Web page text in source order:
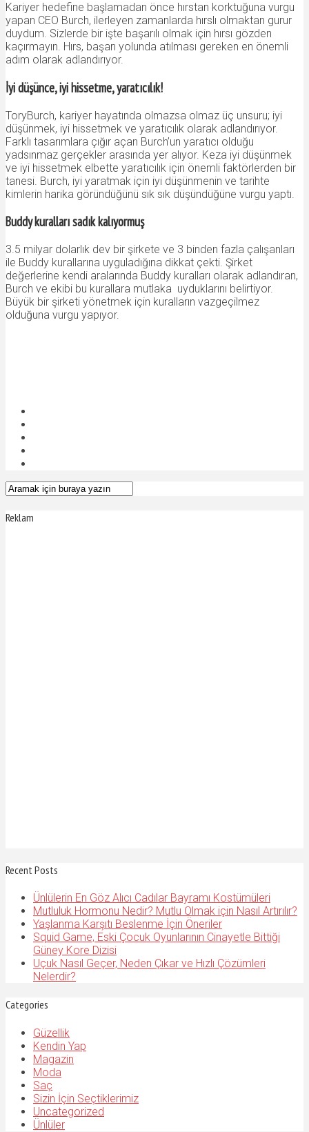
Kariyer hedefine başlamadan önce hırstan korktuğuna vurgu
yapan CEO Burch, ilerleyen zamanlarda hırslı olmaktan gurur
duydum. Sizlerde bir işte başarılı olmak için hırsı gözden
kaçırmayın. Hırs, başarı yolunda atılması gereken en önemli
adım olarak adlandırıyor.
İyi düşünce, iyi hissetme, yaratıcılık!
ToryBurch, kariyer hayatında olmazsa olmaz üç unsuru; iyi
düşünmek, iyi hissetmek ve yaratıcılık olarak adlandırıyor.
Farklı tasarımlara çığır açan Burch’un yaratıcı olduğu
yadsınmaz gerçekler arasında yer alıyor. Keza iyi düşünmek
ve iyi hissetmek elbette yaratıcılık için önemli faktörlerden bir
tanesi. Burch, iyi yaratmak için iyi düşünmenin ve tarihte
kimlerin harika göründüğünü sık sık düşündüğüne vurgu yaptı.
Buddy kuralları sadık kalıyormuş
3.5 milyar dolarlık dev bir şirkete ve 3 binden fazla çalışanları
ile Buddy kurallarına uyguladığına dikkat çekti. Şirket
değerlerine kendi aralarında Buddy kuralları olarak adlandıran,
Burch ve ekibi bu kurallara mutlaka uyduklarını belirtiyor.
Büyük bir şirketi yönetmek için kuralların vazgeçilmez
olduğuna vurgu yapıyor.
Reklam
Recent Posts
Ünlülerin En Göz Alıcı Cadılar Bayramı Kostümüleri
Mutluluk Hormonu Nedir? Mutlu Olmak için Nasıl Artırılır?
Yaşlanma Karşıtı Beslenme İçin Öneriler
Squid Game, Eski Çocuk Oyunlarının Cinayetle Bittiği
Güney Kore Dizisi
Uçuk Nasıl Geçer, Neden Çıkar ve Hızlı Çözümleri
Nelerdir?
Categories
Güzellik
Kendin Yap
Magazin
Moda
Saç
Sizin İçin Seçtiklerimiz
Uncategorized
Ünlüler